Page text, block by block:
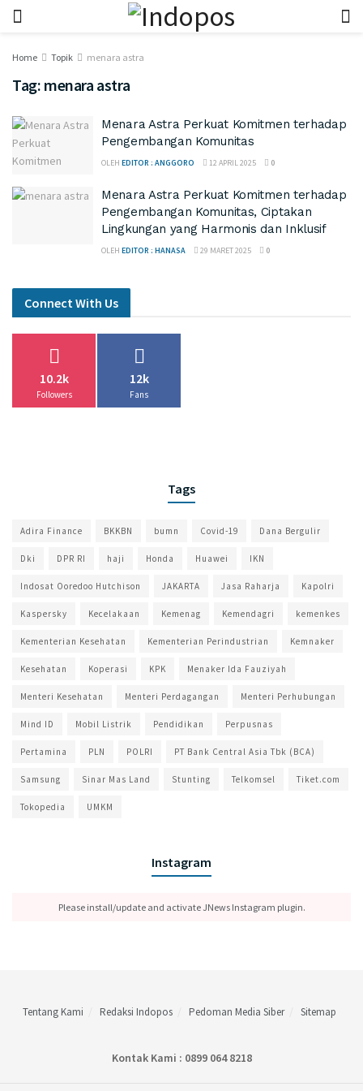
Home Topik menara astra
Tag: menara astra
Menara Astra Perkuat Komitmen terhadap
Pengembangan Komunitas
OLEH EDITOR : ANGGORO 12 APRIL 2025 0
Menara Astra Perkuat Komitmen terhadap
Pengembangan Komunitas, Ciptakan
Lingkungan yang Harmonis dan Inklusif
OLEH EDITOR : HANASA 29 MARET 2025 0
Connect With Us
10.2k
Followers
12k
Fans
Tags
Adira Finance BKKBN bumn Covid-19 Dana Bergulir
Dki DPR RI haji Honda Huawei IKN
Indosat Ooredoo Hutchison JAKARTA Jasa Raharja Kapolri
Kaspersky Kecelakaan Kemenag Kemendagri kemenkes
Kementerian Kesehatan Kementerian Perindustrian Kemnaker
Kesehatan Koperasi KPK Menaker Ida Fauziyah
Menteri Kesehatan Menteri Perdagangan Menteri Perhubungan
Mind ID Mobil Listrik Pendidikan Perpusnas
Pertamina PLN POLRI PT Bank Central Asia Tbk (BCA)
Samsung Sinar Mas Land Stunting Telkomsel Tiket.com
Tokopedia UMKM
Instagram
Please install/update and activate JNews Instagram plugin.
Tentang Kami Redaksi Indopos Pedoman Media Siber Sitemap
Kontak Kami : 0899 064 8218